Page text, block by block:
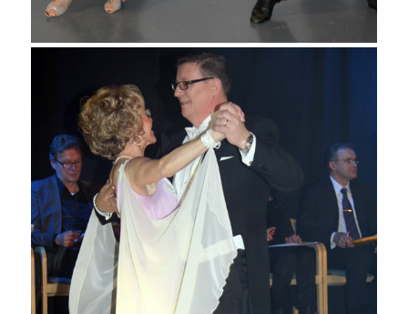
Raimo Pohjanen ja Raija
Pesonen